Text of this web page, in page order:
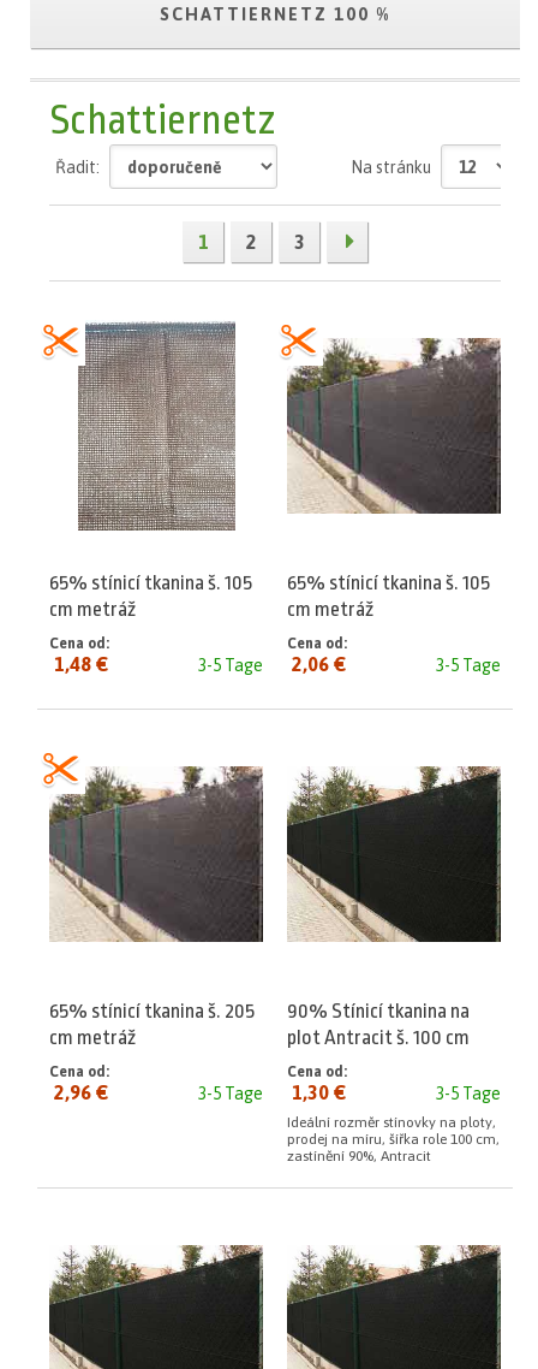
SCHATTIERNETZ 100 %
Schattiernetz
Řadit: Na stránku
1 2 3
65% stínicí tkanina š. 105
cm metráž
3-5 Tage
Cena od:
1,48 €
65% stínicí tkanina š. 105
cm metráž
3-5 Tage
Cena od:
2,06 €
65% stínicí tkanina š. 205
cm metráž
3-5 Tage
Cena od:
2,96 €
90% Stínicí tkanina na
plot Antracit š. 100 cm
metráž
3-5 Tage
Cena od:
1,30 €
Ideální rozměr stínovky na ploty,
prodej na míru, šířka role 100 cm,
zastínění 90%, Antracit